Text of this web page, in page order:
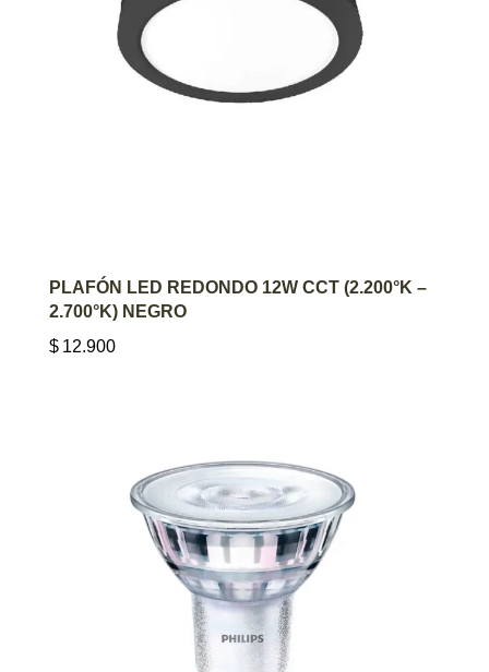
AGREGAR AL CARRITO
PLAFÓN LED REDONDO 12W CCT (2.200°K –
2.700°K) NEGRO
$ 12.900